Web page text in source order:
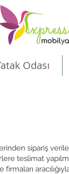
Odası
sipariş
teslimat